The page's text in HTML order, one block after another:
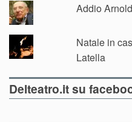
Addio
Natale in
Latella
Delteatro.it su